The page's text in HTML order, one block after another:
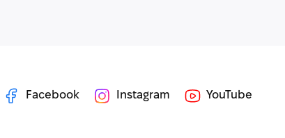
Facebook Instagram YouTube